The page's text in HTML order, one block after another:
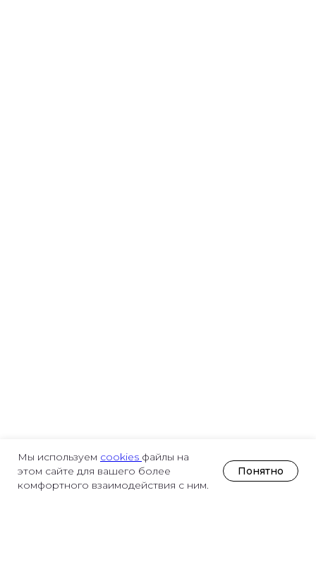
Мы используем cookies файлы на
этом сайте для вашего более
комфортного взаимодействия с ним.
Понятно